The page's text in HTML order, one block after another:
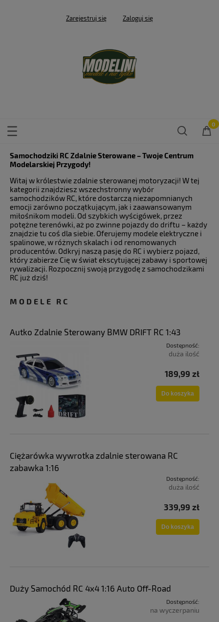
Zarejestruj się Zaloguj się
Samochodziki RC Zdalnie Sterowane – Twoje Centrum
Modelarskiej Przygody!
Witaj w królestwie zdalnie sterowanej motoryzacji! W tej
kategorii znajdziesz wszechstronny wybór
samochodzików RC, które dostarczą niezapomnianych
emocji zarówno początkującym, jak i zaawansowanym
miłośnikom modeli. Od szybkich wyścigówek, przez
potężne terenówki, aż po zwinne pojazdy do driftu – każdy
znajdzie tu coś dla siebie. Oferujemy modele elektryczne i
spalinowe, w różnych skalach i od renomowanych
producentów. Odkryj naszą pasję do RC i wybierz pojazd,
który zabierze Cię w świat ekscytującej zabawy i sportowej
rywalizacji. Rozpocznij swoją przygodę z samochodzikami
RC już dziś!
MODELE RC
Autko Zdalnie Sterowany BMW DRIFT RC 1:43
Dostępność:
duża ilość
189,99 zł
Do koszyka
Ciężarówka wywrotka zdalnie sterowana RC
zabawka 1:16
Dostępność:
duża ilość
339,99 zł
Do koszyka
Duży Samochód RC 4x4 1:16 Auto Off-Road
Dostępność:
na wyczerpaniu